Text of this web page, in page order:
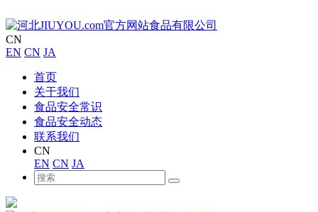
CN
EN CN JA
首页
关于我们
食品安全常识
食品安全动态
联系我们
CN
EN CN JA